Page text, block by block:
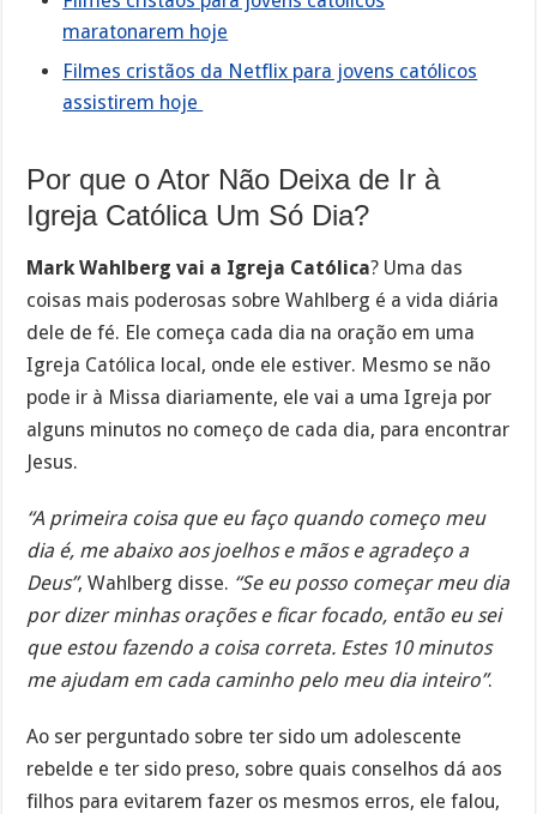
maratonarem hoje
Filmes cristãos da Netflix para jovens católicos
assistirem hoje
Por que o Ator Não Deixa de Ir à
Igreja Católica Um Só Dia?
Mark Wahlberg vai a Igreja Católica? Uma das
coisas mais poderosas sobre Wahlberg é a vida diária
dele de fé. Ele começa cada dia na oração em uma
Igreja Católica local, onde ele estiver. Mesmo se não
pode ir à Missa diariamente, ele vai a uma Igreja por
alguns minutos no começo de cada dia, para encontrar
Jesus.
“A primeira coisa que eu faço quando começo meu
dia é, me abaixo aos joelhos e mãos e agradeço a
Deus”, Wahlberg disse. “Se eu posso começar meu dia
por dizer minhas orações e ficar focado, então eu sei
que estou fazendo a coisa correta. Estes 10 minutos
me ajudam em cada caminho pelo meu dia inteiro”.
Ao ser perguntado sobre ter sido um adolescente
rebelde e ter sido preso, sobre quais conselhos dá aos
filhos para evitarem fazer os mesmos erros, ele falou,